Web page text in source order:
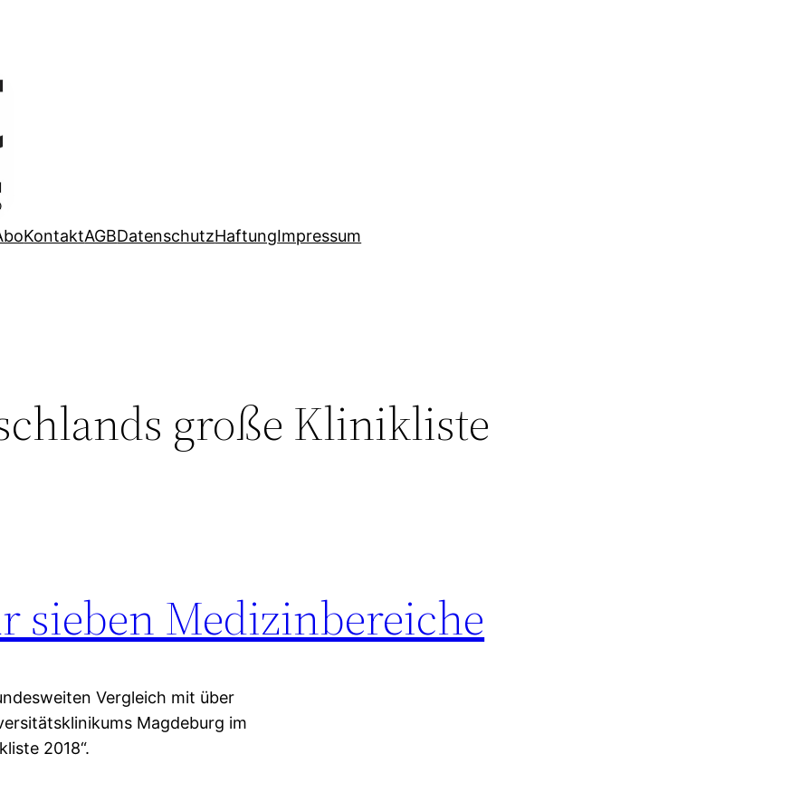
KontaktAGBDatenschutzHaftungImpressum
große Klinikliste
sieben Medizinbereiche
Vergleich mit über
Magdeburg im
2018“.